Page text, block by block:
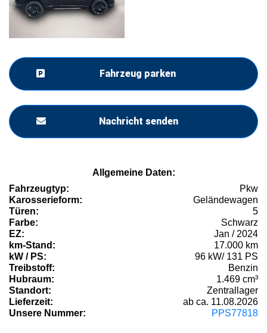
Fahrzeug parken
Nachricht senden
Allgemeine Daten:
Fahrzeugtyp:
Pkw
Karosserieform:
Geländewagen
Türen:
5
Farbe:
Schwarz
EZ:
Jan / 2024
km-Stand:
17.000 km
kW / PS:
96 kW/ 131 PS
Treibstoff:
Benzin
Hubraum:
1.469 cm³
Standort:
Zentrallager
Lieferzeit:
ab ca. 11.08.2026
Unsere Nummer:
PPS77818